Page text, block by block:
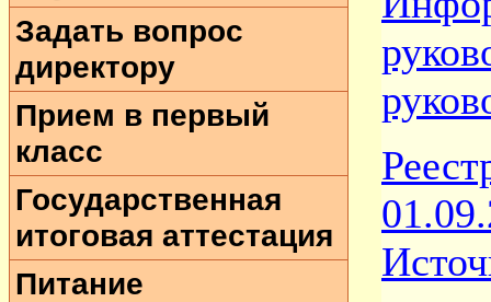
Задать вопрос
директору
Прием в первый
класс
Государственная
итоговая аттестация
Питание